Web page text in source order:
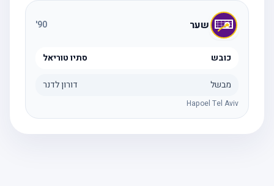
שער 90
'
כובש סתיו טוריאל
מבשל דורון לדנר
Hapoel Tel Aviv